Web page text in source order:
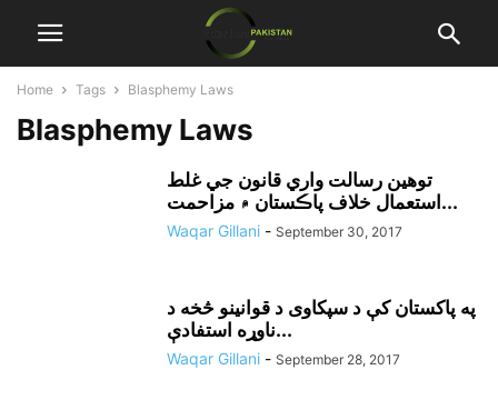
Home Tags Blasphemy Laws
Blasphemy Laws
توهين رسالت واري قانون جي غلط
استعمال خلاف پاڪستان ۾ مزاحمت...
Waqar Gillani - September 30, 2017
په پاکستان کې د سپکاوی د قوانينو څخه د
ناوړه استفادې...
Waqar Gillani - September 28, 2017